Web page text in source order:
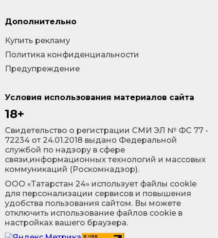
Условия использования материалов сайта
18+
Cвидетельство о регистрации СМИ ЭЛ № ФС 77 -
72234 от 24.01.2018 выдано Федеральной
службой по надзору в сфере
связи,информационных технологий и массовых
коммуникаций (Роскомнадзор).
ООО «Татарстан 24» использует файлы cookie
для персонализации сервисов и повышения
удобства пользования сайтом. Вы можете
отключить использование файлов cookie в
настройках вашего браузера.
Дополнительно
Купить рекламу
Политика конфиденциальности
Предупреждение